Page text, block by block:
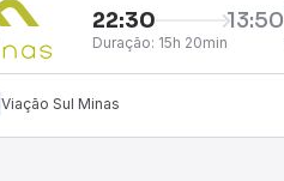
22:30 13:50
Duração: 15h 20min
Viação Sul Minas